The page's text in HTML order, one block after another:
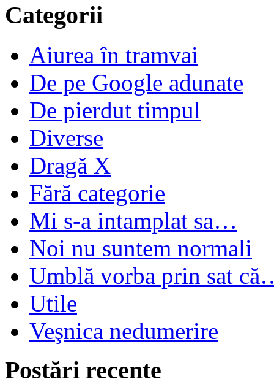
Categorii
Aiurea în tramvai
De pe Google adunate
De pierdut timpul
Diverse
Dragă X
Fără categorie
Mi s-a intamplat sa…
Noi nu suntem normali
Umblă vorba prin sat
Utile
Veşnica nedumerire
Postări recente